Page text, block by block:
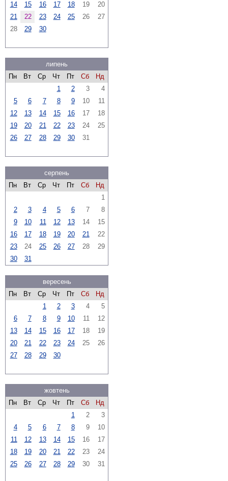
14
15 16 17 18 19
20
21
22 23 24 25 26
27
28
29 30
липень
Пн
Вт Ср Чт Пт Сб
Нд
1
2 3
4
5
6 7 8 9 10
11
12
13 14 15 16 17
18
19
20 21 22 23 24
25
26
27 28 29 30 31
серпень
Пн
Вт Ср Чт Пт Сб
Нд
1
2
3 4 5 6 7
8
9
10 11 12 13 14
15
16
17 18 19 20 21
22
23
24 25 26 27 28
29
30
31
вересень
Пн
Вт Ср Чт Пт Сб
Нд
1
2 3 4
5
6
7 8 9 10 11
12
13
14 15 16 17 18
19
20
21 22 23 24 25
26
27
28 29 30
жовтень
Пн
Вт Ср Чт Пт Сб
Нд
1
2
3
4
5 6 7 8 9
10
11
12 13 14 15 16
17
18
19 20 21 22 23
24
25
26 27 28 29 30 31